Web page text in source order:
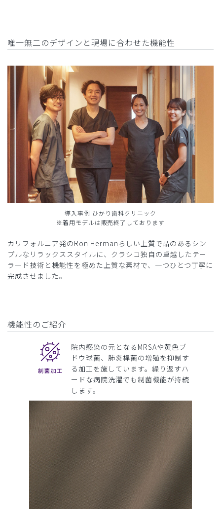
唯一無二のデザインと現場に合わせた機能性
導入事例:ひかり歯科クリニック
※着用モデルは販売終了しております
カリフォルニア発のRon Hermanらしい上質で品のあるシン
プルなリラックススタイルに、クラシコ独自の卓越したテー
ラード技術と機能性を極めた上質な素材で、一つひとつ丁寧に
完成させました。
機能性のご紹介
院内感染の元となるMRSAや黄色ブ
ドウ球菌、肺炎桿菌の増殖を抑制す
る加工を施しています。繰り返すハ
ードな病院洗濯でも制菌機能が持続
します。